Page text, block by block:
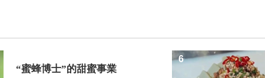
“蜜蜂博士”的甜蜜事業
6